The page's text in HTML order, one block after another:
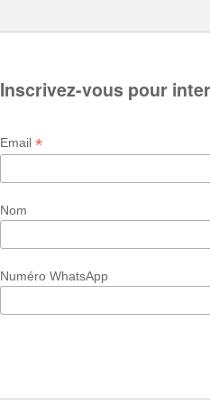
Inscrivez-vous pour
Email *
Nom
Numéro WhatsApp